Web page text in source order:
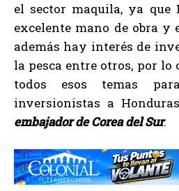
el sector maquila, ya que
excelente mano de obra y
además hay interés de
la pesca entre otros, por lo
todos esos temas
inversionistas a
embajador de Corea del Sur.